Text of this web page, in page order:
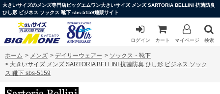
大きいサイズのメンズ専門店ビッグエムワン大きいサイズ メンズ SARTORIA BELLINI 抗菌防臭
ひし形 ビジネス ソックス 靴下 sbs-5159通販サイト
ログイン カート マイページ 検索
ホーム > メンズ > デイリーウェアー > ソックス・靴下
> 大きいサイズ メンズ SARTORIA BELLINI 抗菌防臭 ひし形 ビジネス ソック
ス 靴下 sbs-5159